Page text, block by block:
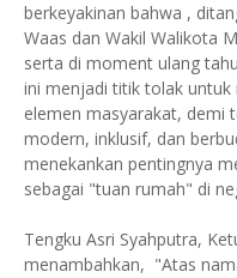
berkeyakinan bahwa ,
Waas dan Wakil Walikota
serta di moment ulang
ini menjadi titik tolak
elemen masyarakat, demi
modern, inklusif, dan
menekankan pentingnya
sebagai "tuan rumah" di
Tengku Asri Syahputra,
menambahkan, "Atas